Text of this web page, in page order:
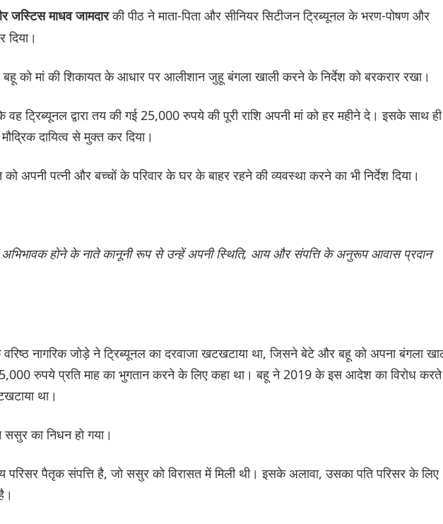
जस्टिस माधव जामदारकी पीठ ने माता-पिता और सीनियर सिटीजन ट्रिब्यूनल के भरण-पोषण और
को मां की शिकायत के आधार पर आलीशान जुहू बंगला खाली करने के निर्देश को बरकरार रखा।
वह ट्रिब्यूनल द्वारा तय की गई 25,000 रुपये की पूरी राशि अपनी मां को हर महीने दे। इसके साथ ही
दायित्व से मुक्त कर दिया।
को अपनी पत्नी और बच्चों के परिवार के घर के बाहर रहने की व्यवस्था करने का भी निर्देश दिया।
अभिभावक होने के नाते कानूनी रूप से उन्हें अपनी स्थिति, आय और संपत्ति के अनुरूप आवास प्रदान
नागरिक जोड़े ने ट्रिब्यूनल का दरवाजा खटखटाया था, जिसने बेटे और बहू को अपना बंगला
रुपये प्रति माह का भुगतान करने के लिए कहा था। बहू ने 2019 के इस आदेश का विरोध करते
था।
ससुर का निधन हो गया।
परिसर पैतृक संपत्ति है, जो ससुर को विरासत में मिली थी। इसके अलावा, उसका पति परिसर के लिए